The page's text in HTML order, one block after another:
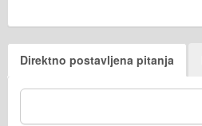
Direktno postavljena pitanja